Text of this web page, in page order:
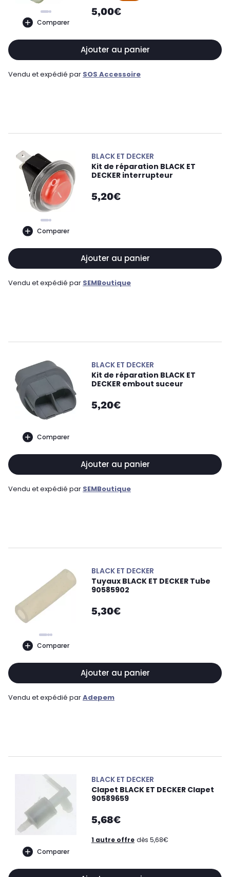
Comparer
5,00€
Ajouter au panier
Vendu et expédié par SOS Accessoire
Comparer
BLACK ET DECKER
Kit de réparation BLACK ET
DECKER interrupteur
5,20€
Ajouter au panier
Vendu et expédié par SEMBoutique
Comparer
BLACK ET DECKER
Kit de réparation BLACK ET
DECKER embout suceur
5,20€
Ajouter au panier
Vendu et expédié par SEMBoutique
Comparer
BLACK ET DECKER
Tuyaux BLACK ET DECKER Tube
90585902
5,30€
Ajouter au panier
Vendu et expédié parAdepem
Comparer
BLACK ET DECKER
Clapet BLACK ET DECKER Clapet
90589659
5,68€
1 autre offre dès 5,68€